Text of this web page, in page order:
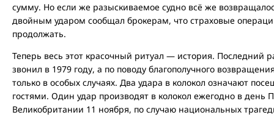
сумму. Но если же разыскиваемое судно всё же
двойным ударом сообщал брокерам, что страховые
продолжать.
Теперь весь этот красочный ритуал — история. Последний
звонил в 1979 году, а по поводу благополучного
только в особых случаях. Два удара в колокол означают
гостями. Один удар производят в колокол ежегодно в
Великобритании 11 ноября, по случаю национальных